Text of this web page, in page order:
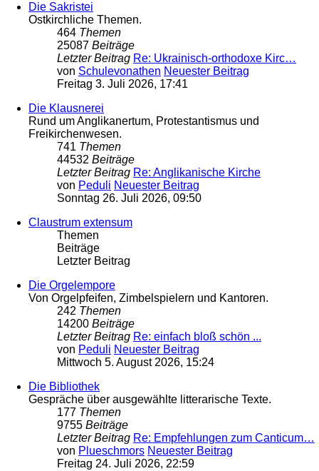
Die Sakristei
Ostkirchliche Themen.
464 Themen
25087 Beiträge
Letzter Beitrag Re: Ukrainisch-orthodoxe Kirc…
von Schulevonathen Neuester Beitrag
Freitag 3. Juli 2026, 17:41
Die Klausnerei
Rund um Anglikanertum, Protestantismus und
Freikirchenwesen.
741 Themen
44532 Beiträge
Letzter Beitrag Re: Anglikanische Kirche
von Peduli Neuester Beitrag
Sonntag 26. Juli 2026, 09:50
Claustrum extensum
Themen
Beiträge
Letzter Beitrag
Die Orgelempore
Von Orgelpfeifen, Zimbelspielern und Kantoren.
242 Themen
14200 Beiträge
Letzter Beitrag Re: einfach bloß schön ...
von Peduli Neuester Beitrag
Mittwoch 5. August 2026, 15:24
Die Bibliothek
Gespräche über ausgewählte litterarische Texte.
177 Themen
9755 Beiträge
Letzter Beitrag Re: Empfehlungen zum Canticum…
von Plueschmors Neuester Beitrag
Freitag 24. Juli 2026, 22:59